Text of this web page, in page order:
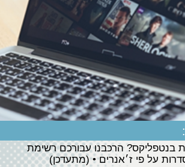
בנטפליקס? הרכבנו עבורכם רשימת
על פי ז׳אנרים • (מתעדכן)